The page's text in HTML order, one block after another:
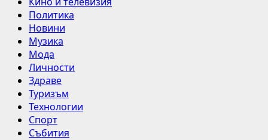
Политика
Новини
Музика
Мода
Личности
Здраве
Туризъм
Технологии
Спорт
Събития